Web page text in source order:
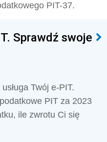
PIT-37.
Sprawdź swoje
Twój e-PIT.
PIT za 2023
ile zwrotu Ci się